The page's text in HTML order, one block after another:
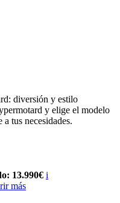
diversión y estilo
y elige el modelo
a tus necesidades.
13.990€ i
más